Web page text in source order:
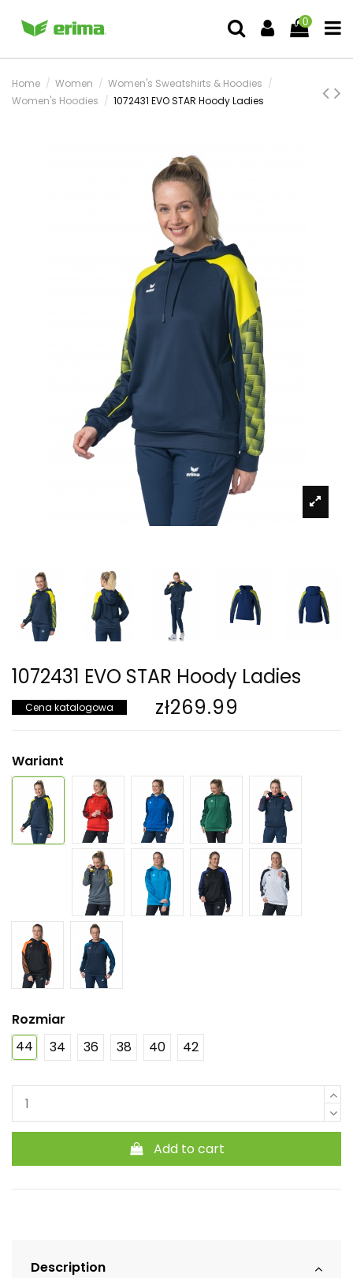
0
Home Women
Women's Sweatshirts & Hoodies
Women's Hoodies
1072431 EVO STAR Hoody Ladies
1072431 EVO STAR Hoody Ladies
Cena katalogowa zł269.99
Wariant
Rozmiar
44
34 36 38 40 42
Add to cart
Description